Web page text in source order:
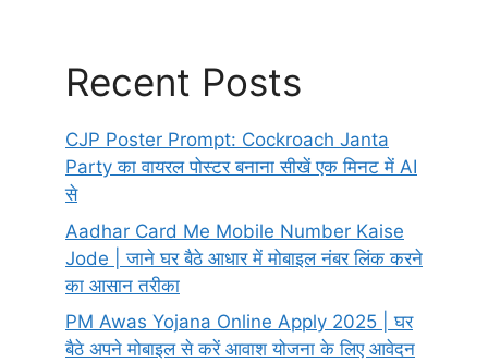
Recent Posts
CJP Poster Prompt: Cockroach Janta
Party का वायरल पोस्टर बनाना सीखें एक मिनट में AI
से
Aadhar Card Me Mobile Number Kaise
Jode | जाने घर बैठे आधार में मोबाइल नंबर लिंक करने
का आसान तरीका
PM Awas Yojana Online Apply 2025 | घर
बैठे अपने मोबाइल से करें आवाश योजना के लिए आवेदन